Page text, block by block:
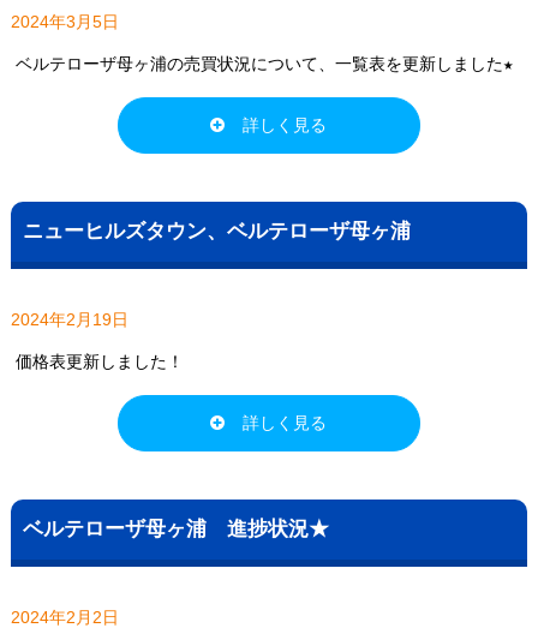
2024年3月5日
ベルテローザ母ヶ浦の売買状況について、一覧表を更新しました★
詳しく見る
ニューヒルズタウン、ベルテローザ母ヶ浦
2024年2月19日
価格表更新しました！
詳しく見る
ベルテローザ母ヶ浦 進捗状況★
2024年2月2日